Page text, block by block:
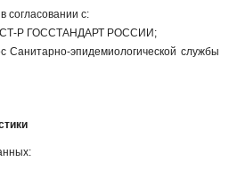
согласовании с:
Р ГОССТАНДАРТ РОССИИ;
Санитарно-эпидемиологической службы